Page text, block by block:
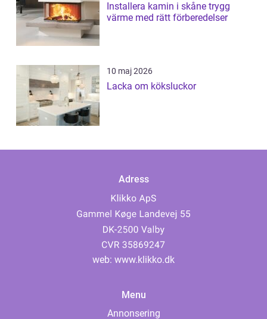
Installera kamin i skåne trygg
värme med rätt förberedelser
10 maj 2026
Lacka om köksluckor
Adress
web: www.klikko.dk
Menu
Annonsering